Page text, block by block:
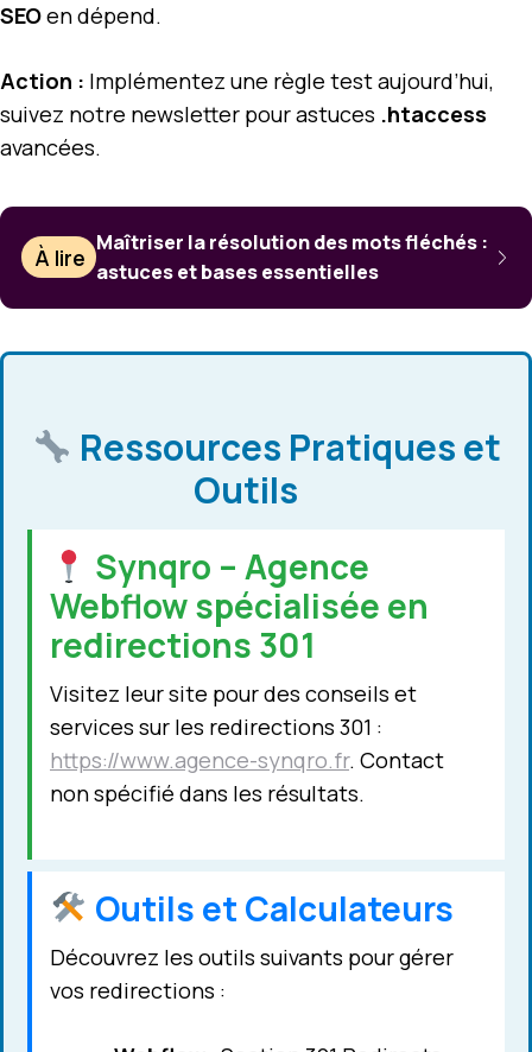
SEOen dépend.
Action : Implémentez une règle test aujourd’hui,
suivez notre newsletter pour astuces .htaccess
avancées.
À lire
Maîtriser la résolution des mots fléchés :
astuces et bases essentielles
Ressources Pratiques et
Outils
Synqro – Agence
Webflow spécialisée en
redirections 301
Visitez leur site pour des conseils et
services sur les redirections 301 :
https://www.agence-synqro.fr. Contact
non spécifié dans les résultats.
Outils et Calculateurs
Découvrez les outils suivants pour gérer
vos redirections :